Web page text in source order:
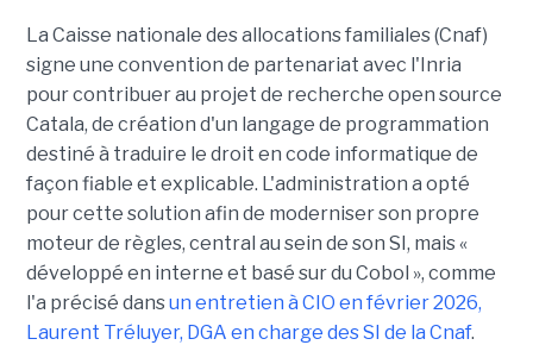
La Caisse nationale des allocations familiales (Cnaf)
signe une convention de partenariat avec l'Inria
pour contribuer au projet de recherche open source
Catala, de création d'un langage de programmation
destiné à traduire le droit en code informatique de
façon fiable et explicable. L'administration a opté
pour cette solution afin de moderniser son propre
moteur de règles, central au sein de son SI, mais «
développé en interne et basé sur du Cobol », comme
l'a précisé dansun entretien à CIO en février 2026,
Laurent Tréluyer, DGA en charge des SI de la Cnaf.